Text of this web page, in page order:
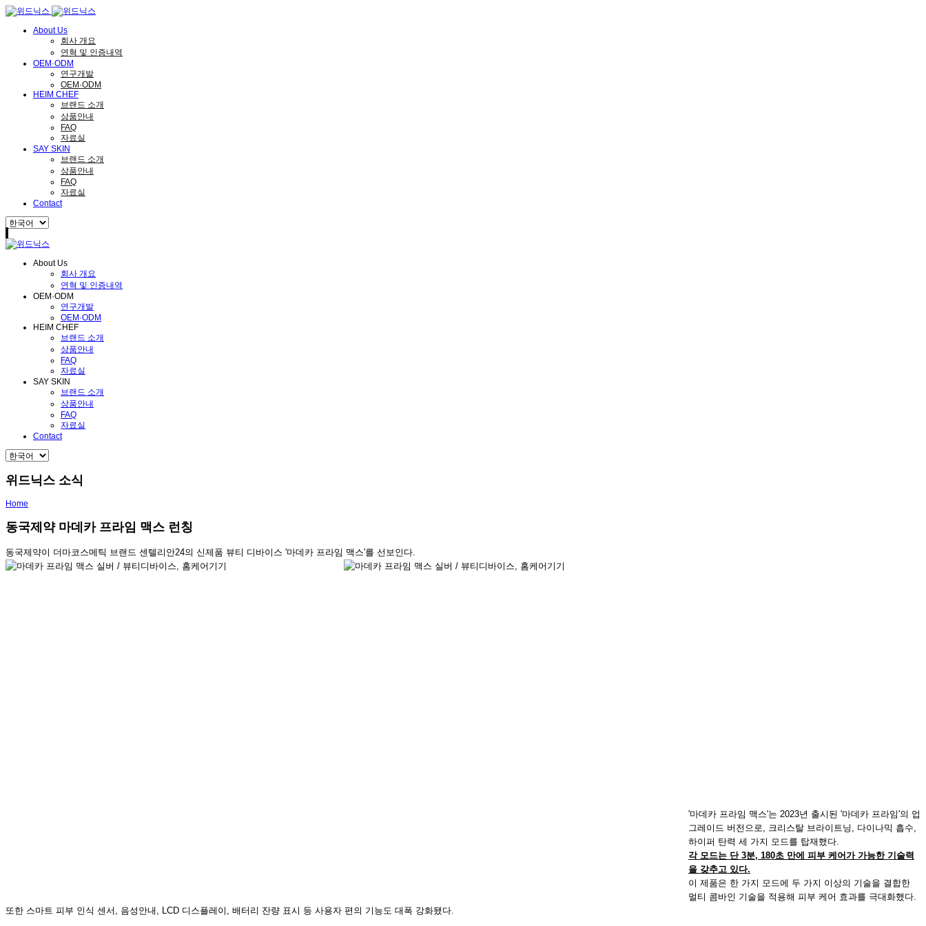
About Us
회사 개요
연혁 및 인증내역
OEM·ODM
연구개발
OEM·ODM
HEIM CHEF
브랜드 소개
상품안내
FAQ
자료실
SAY SKIN
브랜드 소개
상품안내
FAQ
자료실
Contact
About Us
회사 개요
연혁 및 인증내역
OEM·ODM
연구개발
OEM·ODM
HEIM CHEF
브랜드 소개
상품안내
FAQ
자료실
SAY SKIN
브랜드 소개
상품안내
FAQ
자료실
Contact
위드닉스 소식
Home
동국제약 마데카 프라임 맥스 런칭
동국제약이 더마코스메틱 브랜드 센텔리안24의 신제품 뷰티 디바이스 '마데카 프라임 맥스'를 선보인다.
'마데카 프라임 맥스'는 2023년 출시된 '마데카 프라임'의 업
그레이드 버전으로, 크리스탈 브라이트닝, 다이나믹 흡수,
하이퍼 탄력 세 가지 모드를 탑재했다.
각 모드는 단 3분, 180초 만에 피부 케어가 가능한 기술력
을 갖추고 있다.
이 제품은 한 가지 모드에 두 가지 이상의 기술을 결합한
멀티 콤바인 기술을 적용해 피부 케어 효과를 극대화했다.
또한 스마트 피부 인식 센서, 음성안내, LCD 디스플레이, 배터리 잔량 표시 등 사용자 편의 기능도 대폭 강화됐다.